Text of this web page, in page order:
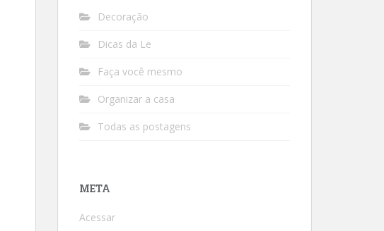
Decoração
Dicas da Le
Faça você mesmo
Organizar a casa
Todas as postagens
META
Acessar